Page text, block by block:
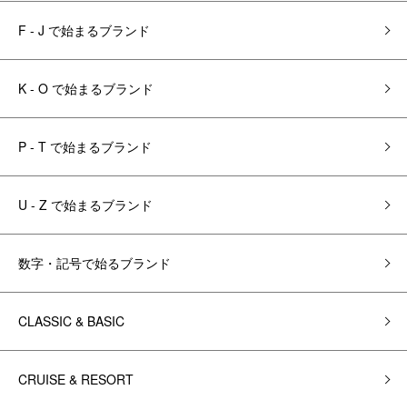
F - J で始まるブランド
K - O で始まるブランド
P - T で始まるブランド
U - Z で始まるブランド
数字・記号で始るブランド
CLASSIC & BASIC
CRUISE & RESORT